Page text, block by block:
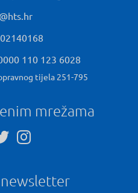
110 123 6028
tijela 251-795
mrežama
newsletter